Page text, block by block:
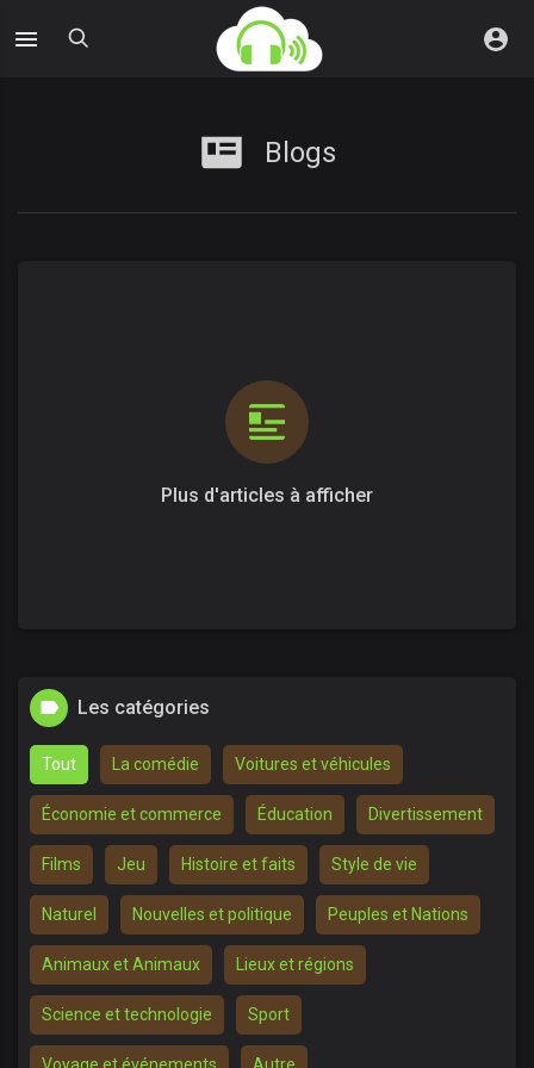
Blogs
Plus d'articles à afficher
Les catégories
Tout La comédie Voitures et véhicules
Économie et commerce Éducation Divertissement
Films Jeu Histoire et faits Style de vie
Naturel Nouvelles et politique Peuples et Nations
Animaux et Animaux Lieux et régions
Science et technologie Sport
Voyage et événements Autre